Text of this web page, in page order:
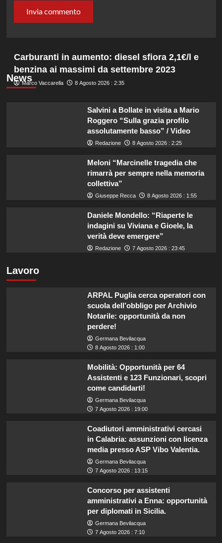
News
Carburanti in aumento: diesel sfiora 2,1€/l e
benzina ai massimi da settembre 2023
Marco Vaccarella 8 Agosto 2026 : 2:35
Salvini a Bollate in visita a Mario
Roggero “Sulla grazia profilo
assolutamente basso” / Video
Redazione 8 Agosto 2026 : 2:25
Meloni “Marcinelle tragedia che
rimarrà per sempre nella memoria
collettiva”
Giuseppe Recca 8 Agosto 2026 : 1:55
Daniele Mondello: “Riaperte le
indagini su Viviana e Gioele, la
verità deve emergere”
Redazione 7 Agosto 2026 : 23:45
Lavoro
ARPAL Puglia cerca operatori con
scuola dell’obbligo per Archivio
Notarile: opportunità da non
perdere!
Germana Bevilacqua
8 Agosto 2026 : 1:00
Mobilità: Opportunità per 64
Assistenti e 123 Funzionari, scopri
come candidarti!
Germana Bevilacqua
7 Agosto 2026 : 19:00
Coadiutori amministrativi cercasi
in Calabria: assunzioni con licenza
media presso ASP Vibo Valentia.
Germana Bevilacqua
7 Agosto 2026 : 13:15
Concorso per assistenti
amministrativi a Enna: opportunità
per diplomati in Sicilia.
Germana Bevilacqua
7 Agosto 2026 : 7:10